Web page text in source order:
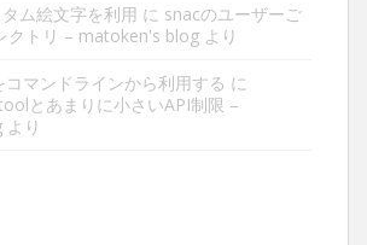
ム絵文字を利用 に snacのユーザーご
クトリ – matoken's blog より
マンドラインから利用する に
とあまりに小さいAPI制限 –
より